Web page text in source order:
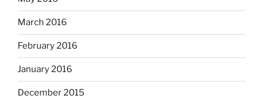
March 2016
February 2016
January 2016
December 2015